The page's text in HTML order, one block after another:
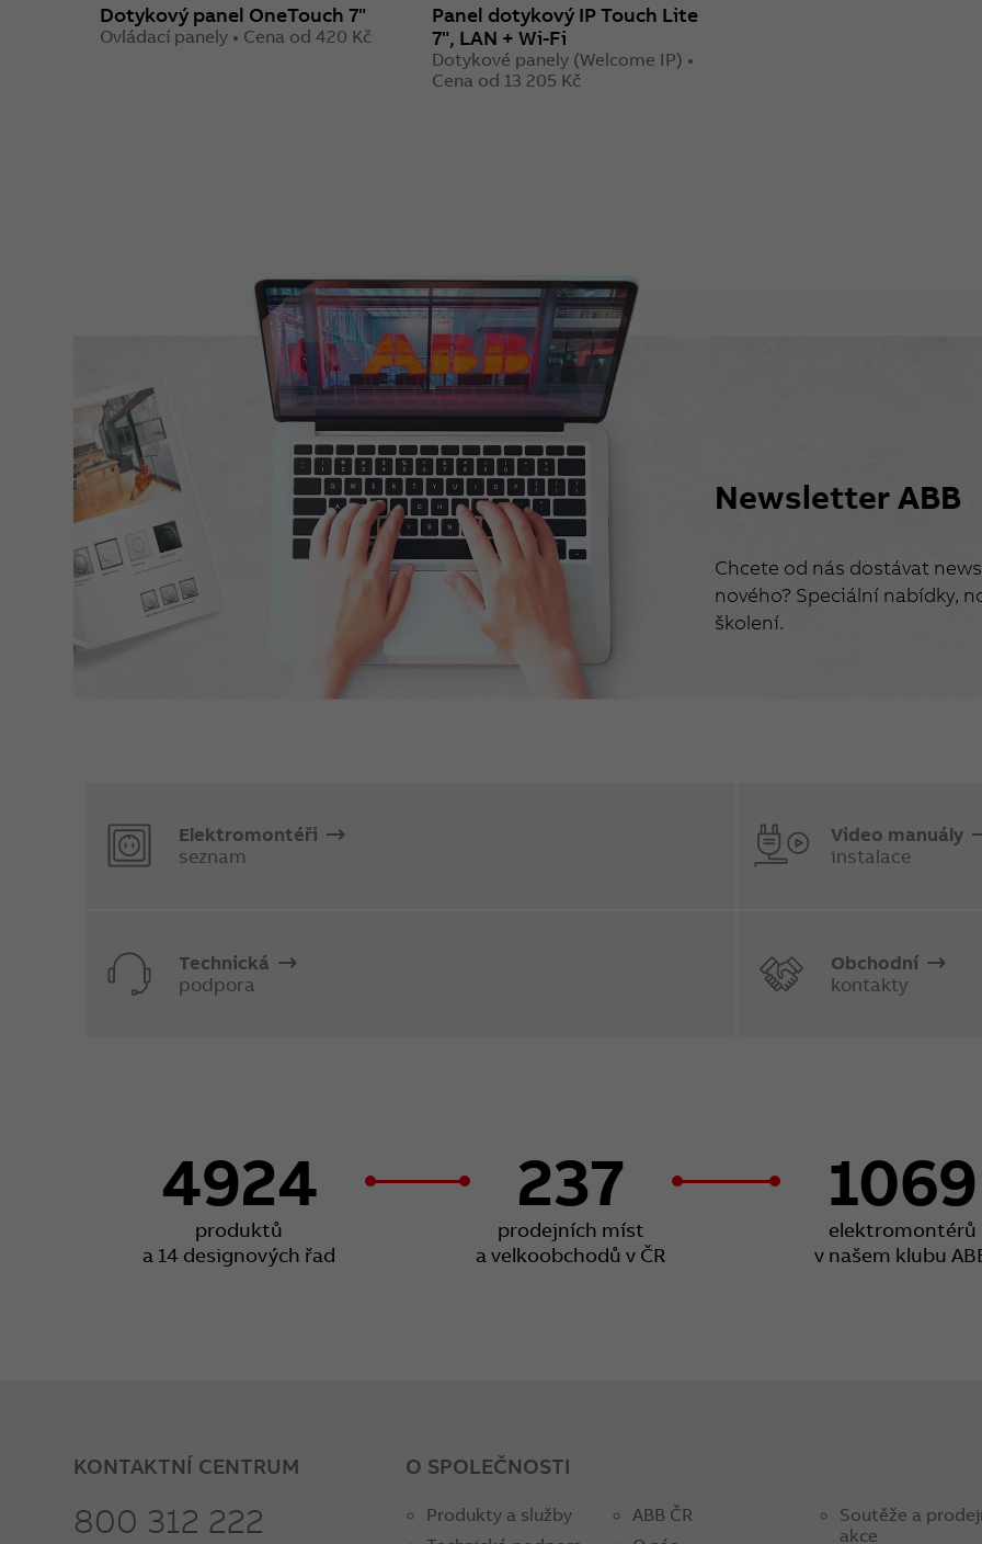
Dotykový panel OneTouch 7"
Ovládací panely • Cena od 420 Kč
Panel dotykový IP Touch Lite
7", LAN + Wi-Fi
Dotykové panely (Welcome IP) •
Cena od 13 205 Kč
Newsletter ABB
Chcete od nás dostávat
nového? Speciální nabídky,
školení.
Elektromontéři
seznam
Video manuály
instalace
Technická
podpora
Obchodní
kontakty
4924
produktů
a 14 designových řad
237
prodejních míst
a velkoobchodů v ČR
1069
elektromontérů
v našem klubu
KONTAKTNÍ CENTRUM
800 312 222
O SPOLEČNOSTI
Produkty a služby
ABB ČR
Soutěže a
akce